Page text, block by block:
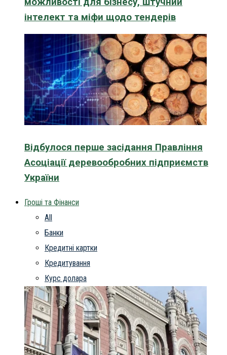
інтелект та міфи щодо тендерів
Відбулося перше засідання Правління
Асоціації деревообробних підприємств
України
Гроші та Фінанси
All
Банки
Кредитні картки
Кредитування
Курс долара